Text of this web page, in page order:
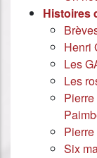
Histoires
Henri
Les
Les
Pierre
Six